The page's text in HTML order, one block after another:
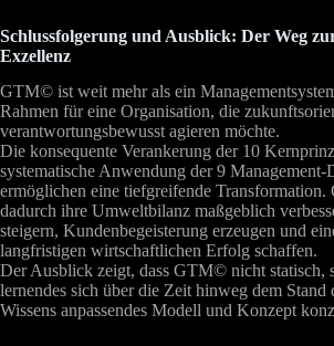
Schlussfolgerung und Ausblick: Der Weg
Exzellenz
GTM© ist weit mehr als ein
Rahmen für eine Organisation, die
verantwortungsbewusst agieren möchte.
Die konsequente Verankerung der 10
systematische Anwendung der 9 Management-
ermöglichen eine tiefgreifende Transformation.
dadurch ihre Umweltbilanz maßgeblich
steigern, Kundenbegeisterung erzeugen und
langfristigen wirtschaftlichen Erfolg schaffen.
Der Ausblick zeigt, dass GTM© nicht statisch,
lernendes sich über die Zeit hinweg dem Stand
Wissens anpassendes Modell und Konzept